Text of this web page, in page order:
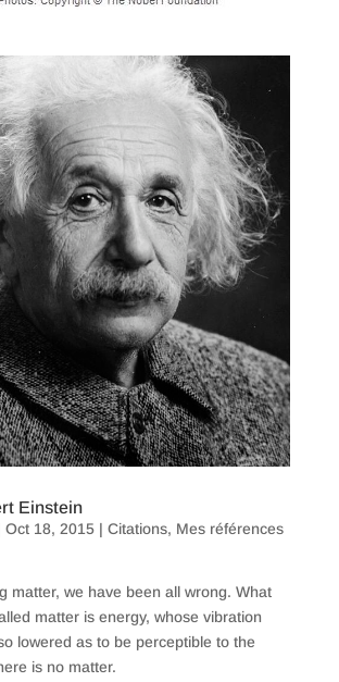
Einstein
Oct 18, 2015| Citations, Mes références
matter, we have been all wrong. What
matter is energy, whose vibration
lowered as to be perceptible to the
is no matter.